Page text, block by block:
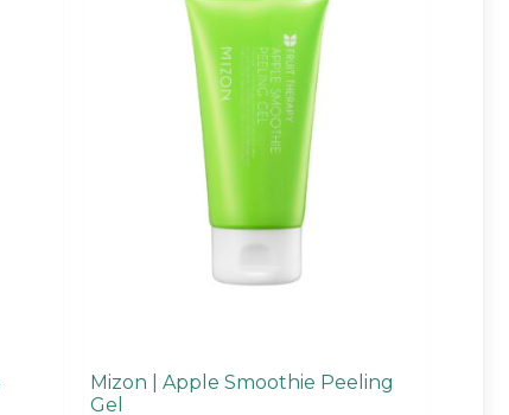
Mizon | Apple Smoothie Peeling
Gel